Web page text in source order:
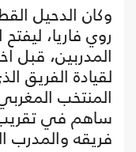
وكان الدحيل
روي فاريا،
المدربين، قبل
لقيادة
المنتخب
ساهم في
فريقه والمدرب